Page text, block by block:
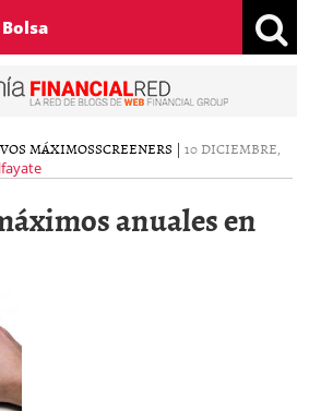
MÁXIMOSSCREENERS | 10 DICIEMBRE,
anuales en